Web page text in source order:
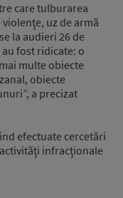
care tulburarea
uz de armă
la audieri 26 de
fost ridicate: o
multe obiecte
obiecte
a precizat
efectuate cercetări
infracţionale